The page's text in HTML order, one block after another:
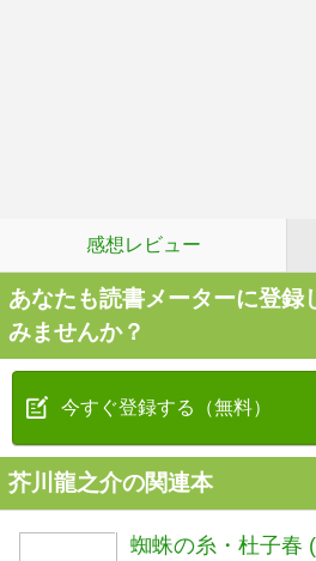
感想レビュー
あなたも読書メーターに登録
みませんか？
今すぐ登録する（無料）
芥川龍之介の関連本
蜘蛛の糸・杜子春